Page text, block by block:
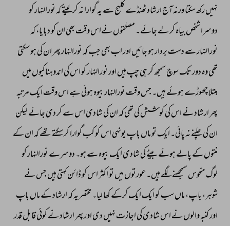
نہیں رکھ سکتا ورنہ آج ارشاد ٹھنڈے کلہج سے یہ گوارا نہ کرلیتے کہ نورالنہار کو
دوسرا شخص بیاہ کر لے جائے۔ مصلحتوں نےاس وقت بھی ان کو دبایا، کہ
نورالنہار سے دست بردار ہو جائیں اور اب بھی جب کہ نورالنہار پھر ان کی ہو سکتی
تھی وہ دور تک سوچ سمجھ کر ہی چپ ہیں اور نورالنہار کو اس کی اندوہناکیوں میں
مبتلا چھوڑے ہوئے ہیں۔ جس وقت نورالنہار بیوہ ہوئی ہے اس وقت ایک مرتبہ
پھر ارشاد نے اس کی کوشش کی تھی کہ ان کی شادی اس سے کر دی جائے لیکن
ان کی چلنے نہ پائی۔ ایک تو ماں باپ یونہی اس کو کب گوارا کر سکتے تھے کہ ان کے
منتوں کے پالے ہوئے بیٹے کی شادی ایک بیوہ سے ہو۔ دوسرے نورالنہار کو
لوگ منحوس سمجھنے لگے ہیں۔ عورتوں میں تو اکثر اس کو ڈائن کہتی ہیں جس نے
شوہر، باپ، ماں سب کو ایک ایک کرکے کھا لیا۔ مختصر یہ کہ ارشاد کے ماں باپ
اور کنبہ والوں نے اس شادی کی اجازت نہیں دی اور پھر ارشاد نے کوئی قابل قدر